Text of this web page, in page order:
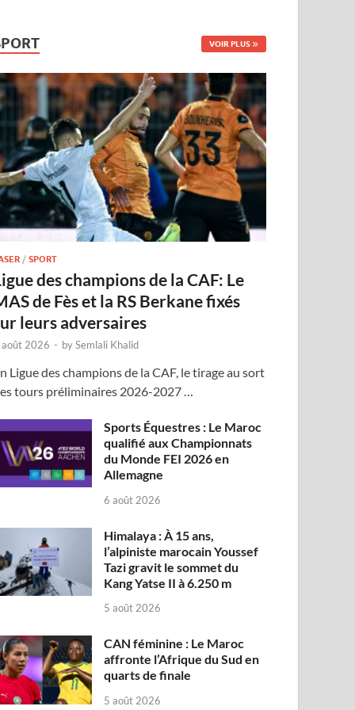
VOIR PLUS
/SPORT
des champions de la CAF: Le
de Fès et la RS Berkane fixés
leurs adversaires
2026 - bySemlali Khalid
Ligue des champions de la CAF, le tirage au sort
tours préliminaires 2026-2027 …
Sports Équestres : Le Maroc
qualifié aux Championnats
du Monde FEI 2026 en
Allemagne
6 août 2026
Himalaya : À 15 ans,
l’alpiniste marocain Youssef
Tazi gravit le sommet du
Kang Yatse II à 6.250 m
5 août 2026
CAN féminine : Le Maroc
affronte l’Afrique du Sud en
quarts de finale
5 août 2026